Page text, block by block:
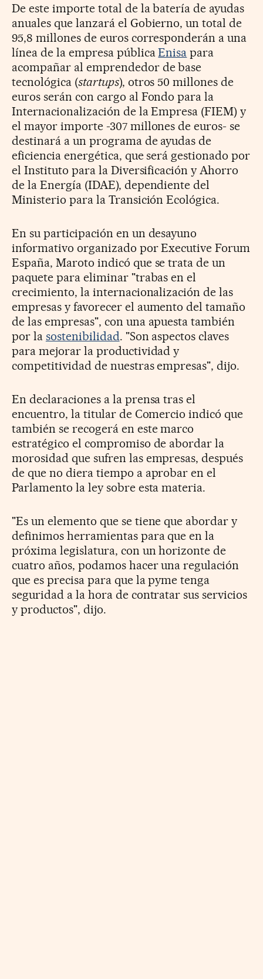
De este importe total de la batería de ayudas
anuales que lanzará el Gobierno, un total de
95,8 millones de euros corresponderán a una
línea de la empresa públicaEnisa para
acompañar al emprendedor de base
tecnológica (startups), otros 50 millones de
euros serán con cargo al Fondo para la
Internacionalización de la Empresa (FIEM) y
el mayor importe -307 millones de euros- se
destinará a un programa de ayudas de
eficiencia energética, que será gestionado por
el Instituto para la Diversificación y Ahorro
de la Energía (IDAE), dependiente del
Ministerio para la Transición Ecológica.
En su participación en un desayuno
informativo organizado por Executive Forum
España, Maroto indicó que se trata de un
paquete para eliminar "trabas en el
crecimiento, la internacionalización de las
empresas y favorecer el aumento del tamaño
de las empresas", con una apuesta también
por la sostenibilidad. "Son aspectos claves
para mejorar la productividad y
competitividad de nuestras empresas", dijo.
En declaraciones a la prensa tras el
encuentro, la titular de Comercio indicó que
también se recogerá en este marco
estratégico el compromiso de abordar la
morosidad que sufren las empresas, después
de que no diera tiempo a aprobar en el
Parlamento la ley sobre esta materia.
"Es un elemento que se tiene que abordar y
definimos herramientas para que en la
próxima legislatura, con un horizonte de
cuatro años, podamos hacer una regulación
que es precisa para que la pyme tenga
seguridad a la hora de contratar sus servicios
y productos", dijo.